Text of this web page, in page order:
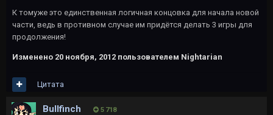
К томуже это единственная логичная концовка для начала новой
части, ведь в противном случае им придётся делать 3 игры для
продолжения!
Изменено 20 ноября, 2012 пользователем Nightarian
Цитата
Bullfinch 5 718